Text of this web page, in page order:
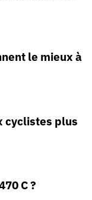
le mieux à
cyclistes plus
C ?